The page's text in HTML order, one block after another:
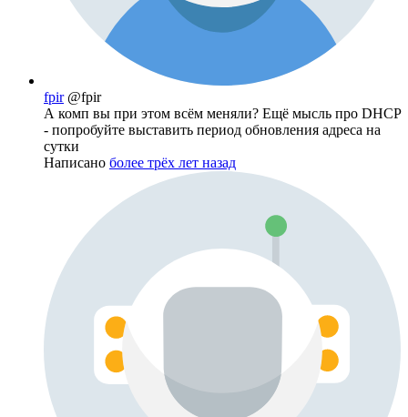
fpir @fpir
А комп вы при этом всём меняли? Ещё мысль про DHCP
- попробуйте выставить период обновления адреса на
сутки
Написано более трёх лет назад